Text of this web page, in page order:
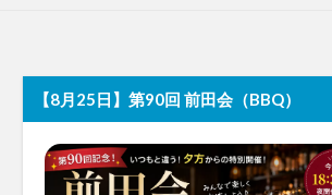
【8月25日】第90回 前田会（BBQ）